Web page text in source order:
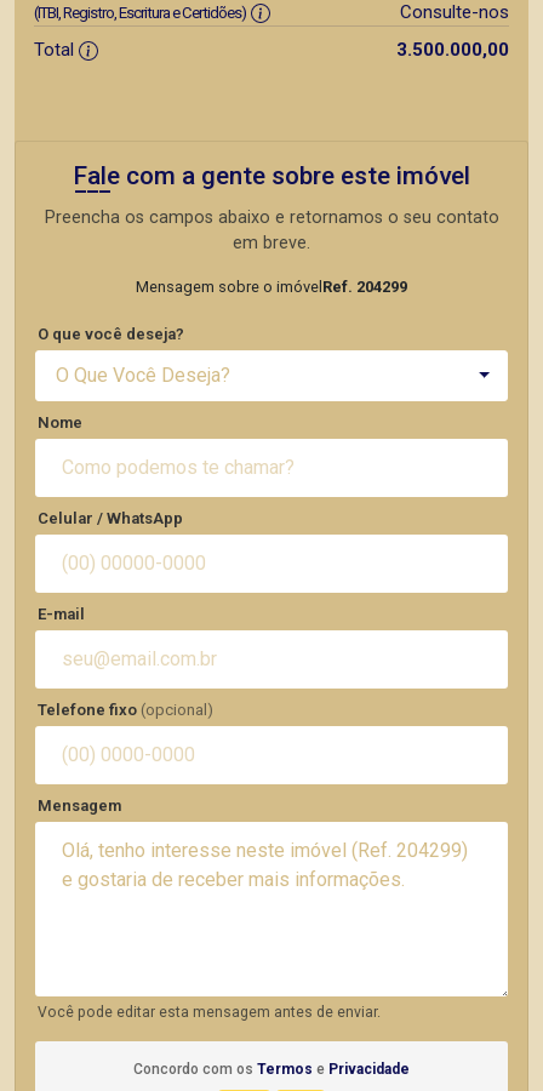
(ITBI, Registro, Escritura e Certidões)
Consulte-nos
Total
3.500.000,00
Fale com a gente sobre este imóvel
Preencha os campos abaixo e retornamos o seu contato
em breve.
Mensagem sobre o imóvel Ref. 204299
O que você deseja?
O Que Você Deseja?
Nome
Celular / WhatsApp
E-mail
Telefone fixo (opcional)
Mensagem
Você pode editar esta mensagem antes de enviar.
Concordo com os Termos e Privacidade